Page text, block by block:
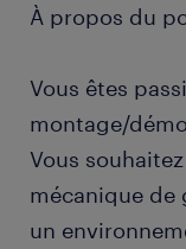
À propos du
Vous êtes
montage/
Vous
mécanique
un